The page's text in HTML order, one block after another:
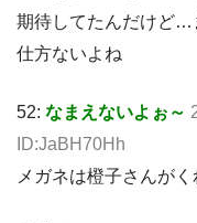
期待してたんだけど…
仕方ないよね
52: なまえないよぉ～
ID:JaBH70Hh
メガネは橙子さんがく